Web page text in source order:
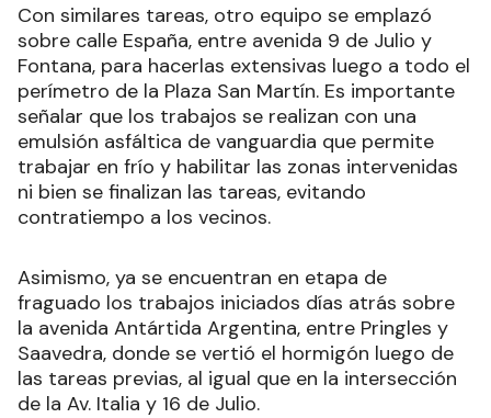
Con similares tareas, otro equipo se emplazó
sobre calle España, entre avenida 9 de Julio y
Fontana, para hacerlas extensivas luego a todo el
perímetro de la Plaza San Martín. Es importante
señalar que los trabajos se realizan con una
emulsión asfáltica de vanguardia que permite
trabajar en frío y habilitar las zonas intervenidas
ni bien se finalizan las tareas, evitando
contratiempo a los vecinos.
Asimismo, ya se encuentran en etapa de
fraguado los trabajos iniciados días atrás sobre
la avenida Antártida Argentina, entre Pringles y
Saavedra, donde se vertió el hormigón luego de
las tareas previas, al igual que en la intersección
de la Av. Italia y 16 de Julio.